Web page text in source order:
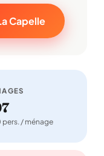
Capelle
/ ménage